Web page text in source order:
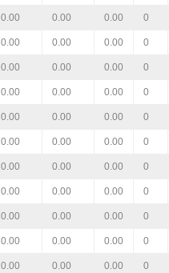
0.00 0.00 0.00 0
0.00 0.00 0.00 0
0.00 0.00 0.00 0
0.00 0.00 0.00 0
0.00 0.00 0.00 0
0.00 0.00 0.00 0
0.00 0.00 0.00 0
0.00 0.00 0.00 0
0.00 0.00 0.00 0
0.00 0.00 0.00 0
0.00 0.00 0.00 0